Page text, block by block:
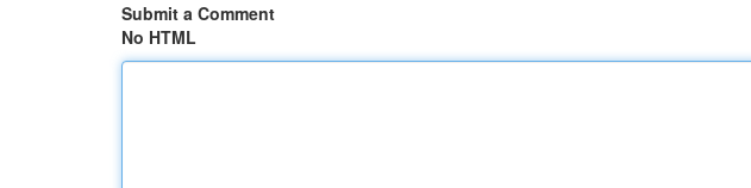
Submit a Comment
No HTML